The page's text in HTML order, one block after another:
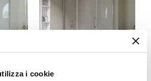
i cookie